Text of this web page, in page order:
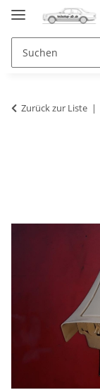
Zurück zur Liste